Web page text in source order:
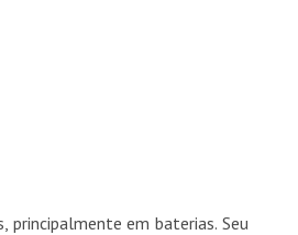
principalmente em baterias. Seu